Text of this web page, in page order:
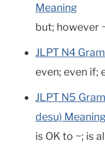
Meaning
but; however
JLPT N4
even; even if;
JLPT N5
desu) Meaning
is OK to ~; is